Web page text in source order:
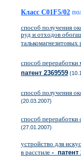
Класс C01F5/02
способ получения
руд и отходов
талькомагнезитовых
способ
патент 2369559
способ получения
(20.03.2007)
способ переработки
(27.01.2007)
устройство для
в расстиле - патент